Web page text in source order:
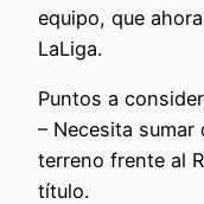
equipo, que
LaLiga.
Puntos a
– Necesita
terreno frente al
título.